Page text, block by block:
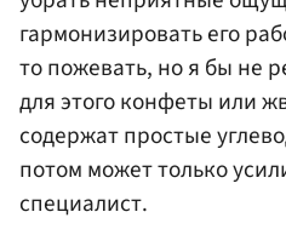
гармонизировать его
то пожевать, но я бы не
для этого конфеты или
содержат простые
потом может только
специалист.